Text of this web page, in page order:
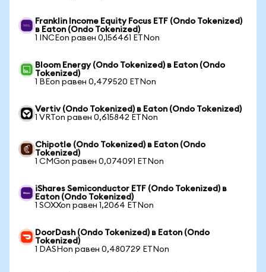
Franklin Income Equity Focus ETF (Ondo Tokenized)
в Eaton (Ondo Tokenized)
1 INCEon равен 0,156461 ETNon
Bloom Energy (Ondo Tokenized) в Eaton (Ondo
Tokenized)
1 BEon равен 0,479520 ETNon
Vertiv (Ondo Tokenized) в Eaton (Ondo Tokenized)
1 VRTon равен 0,615842 ETNon
Chipotle (Ondo Tokenized) в Eaton (Ondo
Tokenized)
1 CMGon равен 0,074091 ETNon
iShares Semiconductor ETF (Ondo Tokenized) в
Eaton (Ondo Tokenized)
1 SOXXon равен 1,2064 ETNon
DoorDash (Ondo Tokenized) в Eaton (Ondo
Tokenized)
1 DASHon равен 0,480729 ETNon